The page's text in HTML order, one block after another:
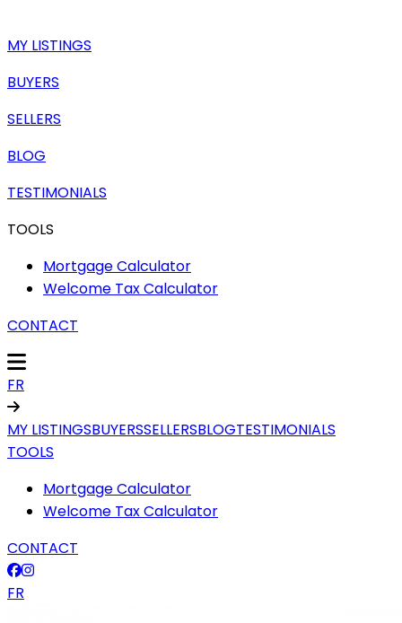
MY LISTINGS
BUYERS
SELLERS
BLOG
TESTIMONIALS
TOOLS
Mortgage Calculator
Welcome Tax Calculator
CONTACT
FR
MY LISTINGSBUYERSSELLERSBLOGTESTIMONIALS
TOOLS
Mortgage Calculator
Welcome Tax Calculator
CONTACT
FR